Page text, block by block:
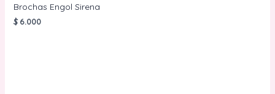
Brochas Engol Sirena
$6.000